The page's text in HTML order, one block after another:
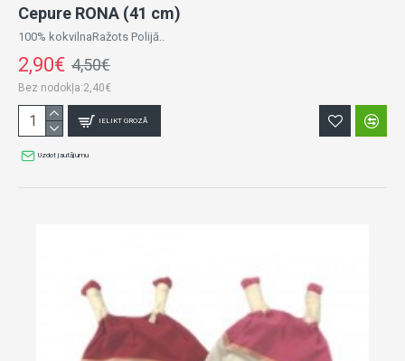
Cepure RONA (41 cm)
100% kokvilnaRažots Polijā..
2,90€ 4,50€
Bez nodokļa:2,40€
IELIKT GROZĀ
Uzdot jautājumu